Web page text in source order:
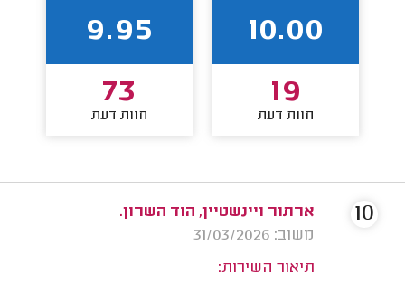
10.00
19
חוות דעת
9.95
73
חוות דעת
ארתור ויינשטיין, הוד השרון.
משוב: 31/03/2026
תיאור השירות:
10